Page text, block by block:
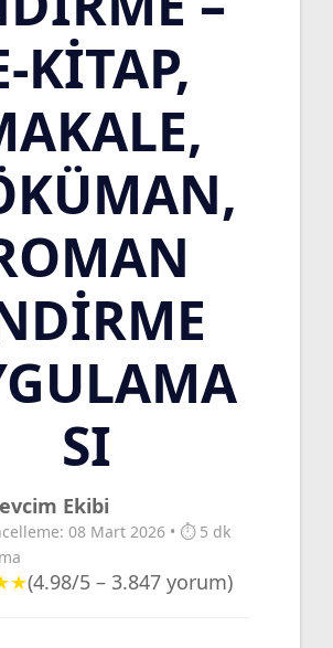
KITAP,
SI
Ekibi
08 Mart 2026 • ⏱️ 5 dk
(4.98/5 – 3.847 yorum)